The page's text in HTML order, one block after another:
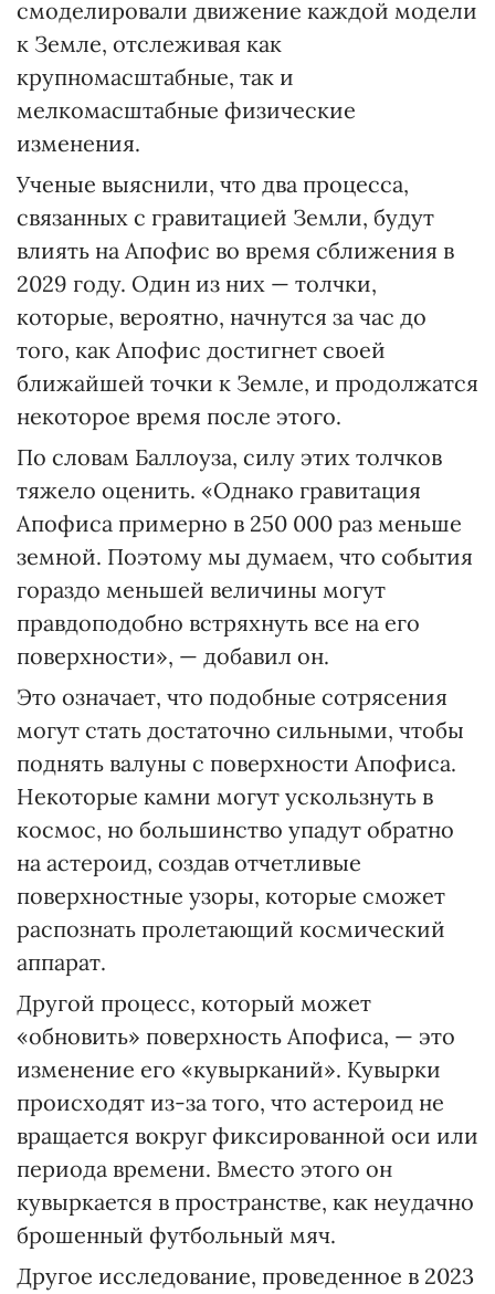
смоделировали движение каждой модели
к Земле, отслеживая как
крупномасштабные, так и
мелкомасштабные физические
изменения.
Ученые выяснили, что два процесса,
связанных с гравитацией Земли, будут
влиять на Апофис во время сближения в
2029 году. Один из них — толчки,
которые, вероятно, начнутся за час до
того, как Апофис достигнет своей
ближайшей точки к Земле, и продолжатся
некоторое время после этого.
По словам Баллоуза, силу этих толчков
тяжело оценить. «Однако гравитация
Апофиса примерно в 250 000 раз меньше
земной. Поэтому мы думаем, что события
гораздо меньшей величины могут
правдоподобно встряхнуть все на его
поверхности», — добавил он.
Это означает, что подобные сотрясения
могут стать достаточно сильными, чтобы
поднять валуны с поверхности Апофиса.
Некоторые камни могут ускользнуть в
космос, но большинство упадут обратно
на астероид, создав отчетливые
поверхностные узоры, которые сможет
распознать пролетающий космический
аппарат.
Другой процесс, который может
«обновить» поверхность Апофиса, — это
изменение его «кувырканий». Кувырки
происходят из-за того, что астероид не
вращается вокруг фиксированной оси или
периода времени. Вместо этого он
кувыркается в пространстве, как неудачно
брошенный футбольный мяч.
Другое исследование, проведенное в 2023